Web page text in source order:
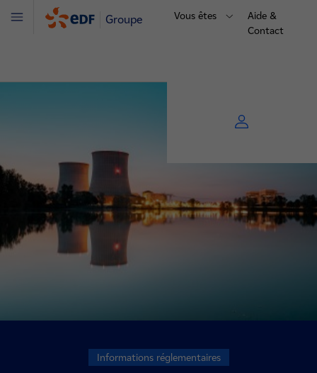
Groupe Vous êtes
Aide &
Contact
Menu
Informations réglementaires